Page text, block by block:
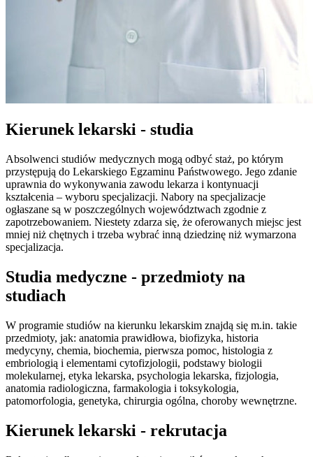
Kierunek lekarski - studia
Absolwenci studiów medycznych mogą odbyć staż, po którym
przystępują do Lekarskiego Egzaminu Państwowego. Jego zdanie
uprawnia do wykonywania zawodu lekarza i kontynuacji
kształcenia – wyboru specjalizacji. Nabory na specjalizacje
ogłaszane są w poszczególnych województwach zgodnie z
zapotrzebowaniem. Niestety zdarza się, że oferowanych miejsc jest
mniej niż chętnych i trzeba wybrać inną dziedzinę niż wymarzona
specjalizacja.
Studia medyczne - przedmioty na
studiach
W programie studiów na kierunku lekarskim znajdą się m.in. takie
przedmioty, jak: anatomia prawidłowa, biofizyka, historia
medycyny, chemia, biochemia, pierwsza pomoc, histologia z
embriologią i elementami cytofizjologii, podstawy biologii
molekularnej, etyka lekarska, psychologia lekarska, fizjologia,
anatomia radiologiczna, farmakologia i toksykologia,
patomorfologia, genetyka, chirurgia ogólna, choroby wewnętrzne.
Kierunek lekarski - rekrutacja